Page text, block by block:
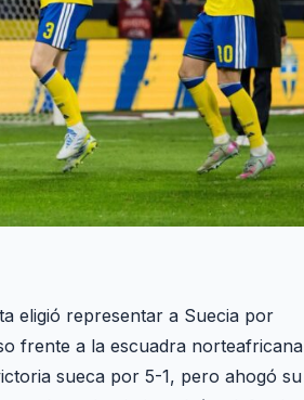
eligió representar a Suecia por
frente a la escuadra norteafricana
sueca por 5-1, pero ahogó su